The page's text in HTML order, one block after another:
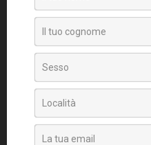
Le tante voci interiori
Categorie
Approfondimenti
Citazioni